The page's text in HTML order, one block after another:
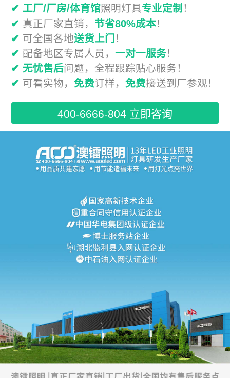
✔ 工厂/厂房/体育馆照明灯具专业定制 ！
✔ 真正厂家直销， 节省80%成本！
✔ 可全国各地送货上门 ！
✔ 配备地区专属人员， 一对一服务！
✔ 无忧售后问题，全程跟踪贴心服务！
✔ 可看实物， 免费订样， 免费接送到厂参观！
400-6666-804 立即咨询